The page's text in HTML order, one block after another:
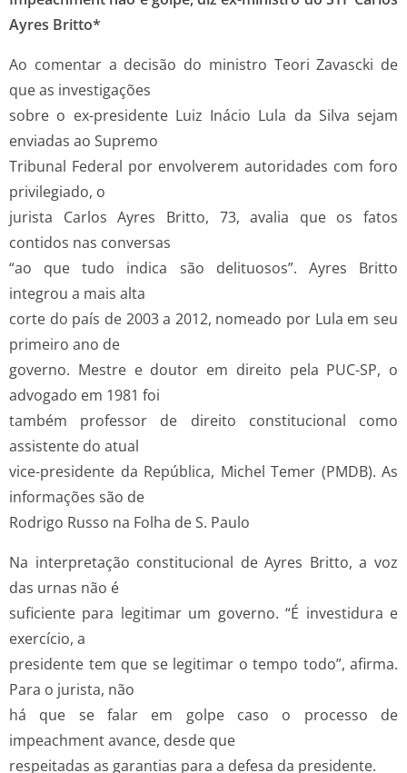
Ayres Britto*
Ao comentar a decisão do ministro Teori Zavascki de
que as investigações
sobre o ex-presidente Luiz Inácio Lula da Silva sejam
enviadas ao Supremo
Tribunal Federal por envolverem autoridades com foro
privilegiado, o
jurista Carlos Ayres Britto, 73, avalia que os fatos
contidos nas conversas
“ao que tudo indica são delituosos”. Ayres Britto
integrou a mais alta
corte do país de 2003 a 2012, nomeado por Lula em seu
primeiro ano de
governo. Mestre e doutor em direito pela PUC-SP, o
advogado em 1981 foi
também professor de direito constitucional como
assistente do atual
vice-presidente da República, Michel Temer (PMDB). As
informações são de
Rodrigo Russo na Folha de S. Paulo
Na interpretação constitucional de Ayres Britto, a voz
das urnas não é
suficiente para legitimar um governo. “É investidura e
exercício, a
presidente tem que se legitimar o tempo todo”, afirma.
Para o jurista, não
há que se falar em golpe caso o processo de
impeachment avance, desde que
respeitadas as garantias para a defesa da presidente.